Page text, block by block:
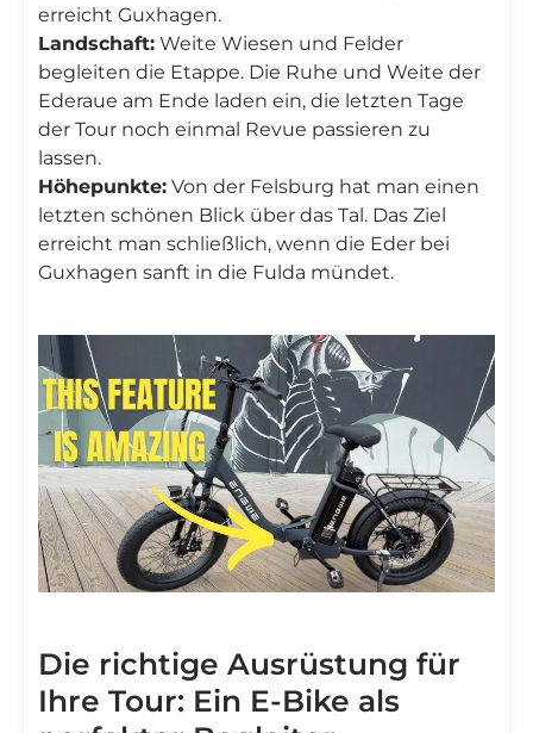
erreicht Guxhagen.
Landschaft: Weite Wiesen und Felder
begleiten die Etappe. Die Ruhe und Weite der
Ederaue am Ende laden ein, die letzten Tage
der Tour noch einmal Revue passieren zu
lassen.
Höhepunkte: Von der Felsburg hat man einen
letzten schönen Blick über das Tal. Das Ziel
erreicht man schließlich, wenn die Eder bei
Guxhagen sanft in die Fulda mündet.
Die richtige Ausrüstung für
Ihre Tour: Ein E-Bike als